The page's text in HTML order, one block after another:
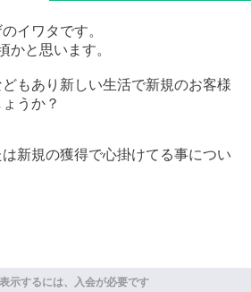
イワタです。
かと思います。
もあり新しい生活で新規のお客様
うか？
新規の獲得で心掛けてる事につい
示するには、入会が必要です